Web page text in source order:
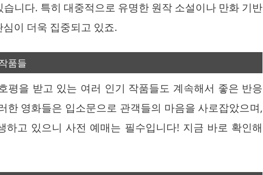
니다. 특히 대중적으로 유명한 원작 소설이나 만화 기반
이 더욱 집중되고 있죠.
품들
평을 받고 있는 여러 인기 작품들도 계속해서 좋은 반응
한 영화들은 입소문으로 관객들의 마음을 사로잡았으며,
하고 있으니 사전 예매는 필수입니다! 지금 바로 확인해